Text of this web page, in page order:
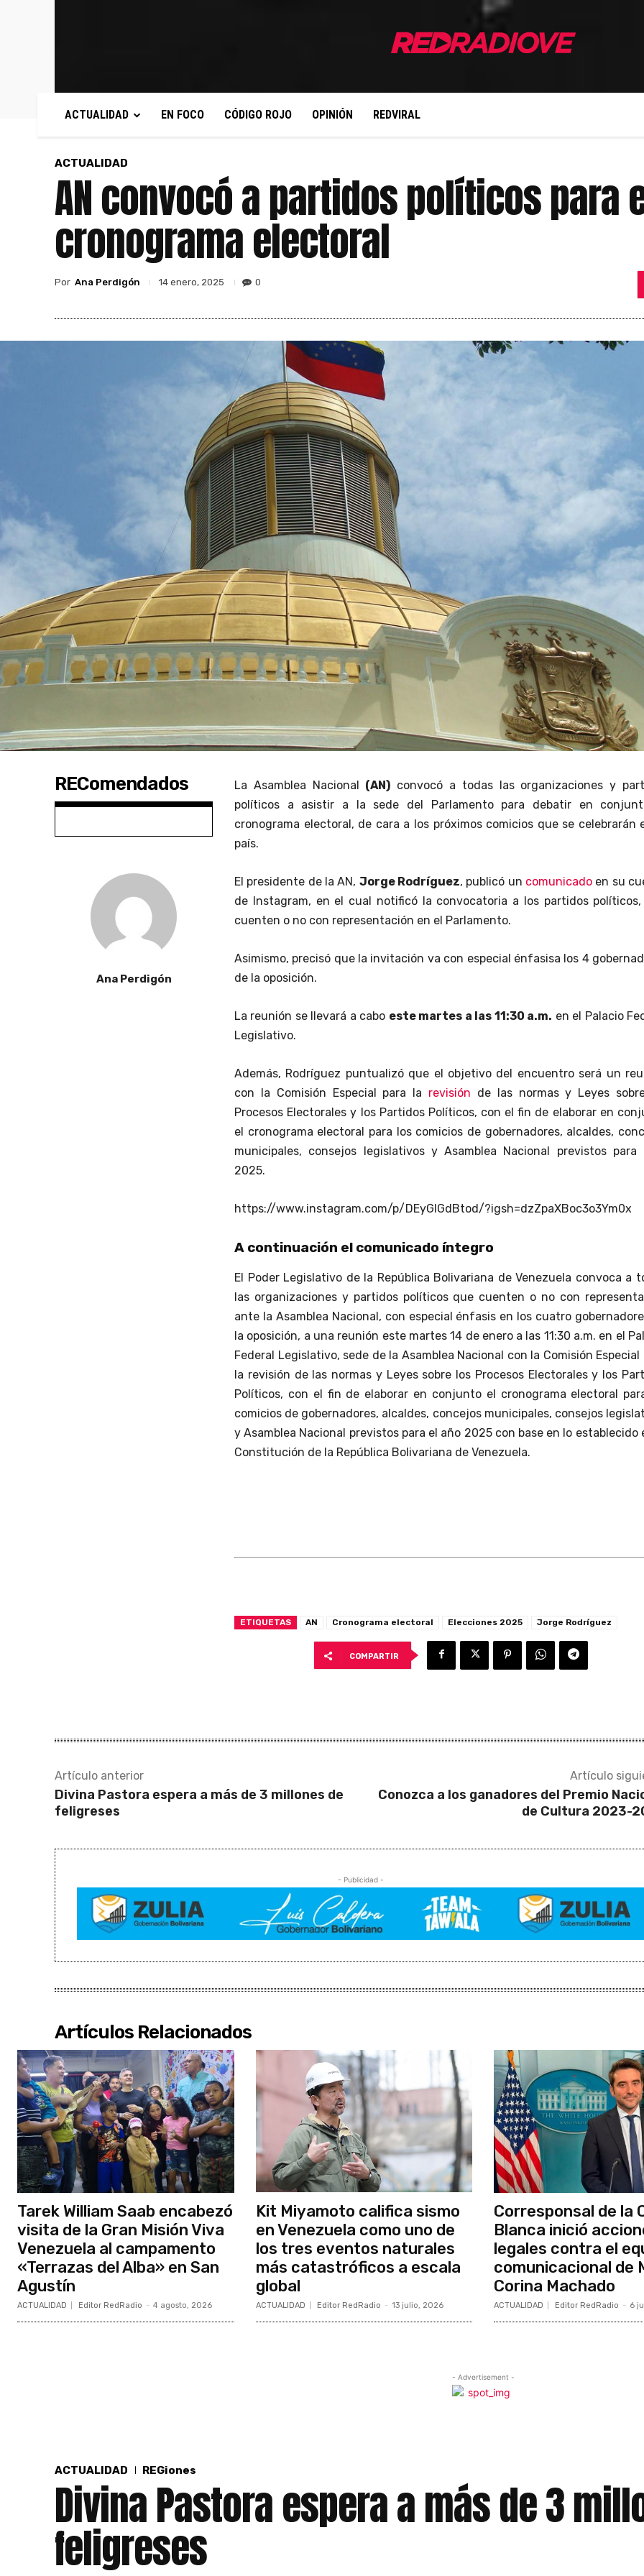
ACTUALIDAD EN FOCO CÓDIGO ROJO OPINIÓN REDVIRAL
ACTUALIDAD
AN convocó a partidos políticos para
cronograma electoral
Por Ana Perdigón 14 enero, 2025 0
REComendados
Ana Perdigón
La Asamblea Nacional (AN) convocó a todas las organizaciones y
políticos a asistir a la sede del Parlamento para debatir en
cronograma electoral, de cara a los próximos comicios que se celebrarán
país.
El presidente de la AN, Jorge Rodríguez, publicó un comunicado en su
de Instagram, en el cual notificó la convocatoria a los partidos
cuenten o no con representación en el Parlamento.
Asimismo, precisó que la invitación va con especial énfasisa los 4
de la oposición.
La reunión se llevará a cabo este martes a las 11:30 a.m. en el Palacio
Legislativo.
Además, Rodríguez puntualizó que el objetivo del encuentro será un
con la Comisión Especial para la revisión de las normas y Leyes
Procesos Electorales y los Partidos Políticos, con el fin de elaborar en
el cronograma electoral para los comicios de gobernadores, alcaldes,
municipales, consejos legislativos y Asamblea Nacional previstos para
2025.
https://www.instagram.com/p/DEyGIGdBtod/?igsh=dzZpaXBoc3o3Ym0x
A continuación el comunicado íntegro
El Poder Legislativo de la República Bolivariana de Venezuela convoca a
las organizaciones y partidos políticos que cuenten o no con
ante la Asamblea Nacional, con especial énfasis en los cuatro
la oposición, a una reunión este martes 14 de enero a las 11:30 a.m. en el
Federal Legislativo, sede de la Asamblea Nacional con la Comisión Especial
la revisión de las normas y Leyes sobre los Procesos Electorales y los
Políticos, con el fin de elaborar en conjunto el cronograma electoral
comicios de gobernadores, alcaldes, concejos municipales, consejos
y Asamblea Nacional previstos para el año 2025 con base en lo establecido
Constitución de la República Bolivariana de Venezuela.
ETIQUETAS AN Cronograma electoral Elecciones 2025 Jorge Rodríguez
COMPARTIR
Artículo anterior
Divina Pastora espera a más de 3 millones de
feligreses
Artículo
Conozca a los ganadores del Premio
de Cultura 2023-
- Publicidad -
Artículos Relacionados
Tarek William Saab encabezó
visita de la Gran Misión Viva
Venezuela al campamento
«Terrazas del Alba» en San
Agustín
ACTUALIDAD Editor RedRadio - 4 agosto, 2026
Kit Miyamoto califica sismo
en Venezuela como uno de
los tres eventos naturales
más catastróficos a escala
global
ACTUALIDAD Editor RedRadio - 13 julio, 2026
Corresponsal de la
Blanca inició
legales contra el
comunicacional de
Corina Machado
ACTUALIDAD Editor RedRadio - 6
- Advertisement -